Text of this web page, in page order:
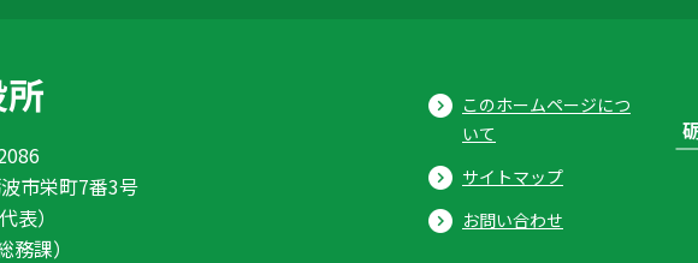
市栄町7番3号
表）
課）
このホームページにつ
いて
サイトマップ
お問い合わせ